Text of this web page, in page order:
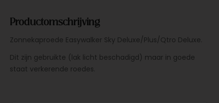
Productomschrijving
Zonnekaproede Easywalker Sky Deluxe/Plus/Qtro Deluxe.
Dit zijn gebruikte (lak licht beschadigd) maar in goede
staat verkerende roedes.